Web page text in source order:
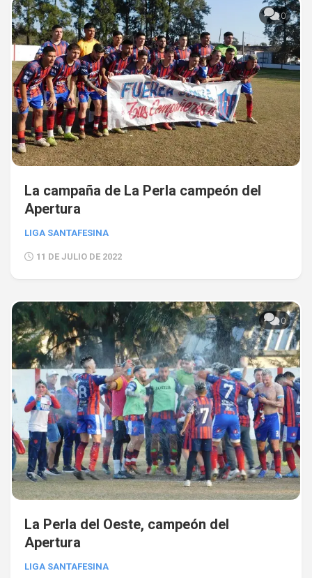
0
La campaña de La Perla campeón del
Apertura
LIGA SANTAFESINA
11 DE JULIO DE 2022
0
La Perla del Oeste, campeón del
Apertura
LIGA SANTAFESINA